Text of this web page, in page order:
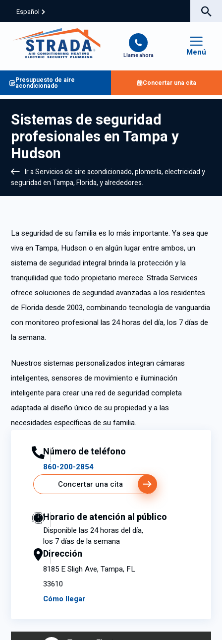
Español
Llame ahora Menú
Presupuesto de aire
acondicionado Concertar una cita
Sistemas de seguridad
profesionales en Tampa y
Hudson
Ir a Servicios de aire acondicionado, plomería, electricidad y
seguridad en Tampa, Florida, y alrededores.
La seguridad de su familia es lo más importante. Ya sea que
viva en Tampa, Hudson o en algún lugar entre ambos, un
sistema de seguridad integral brinda la protección y la
tranquilidad que todo propietario merece. Strada Services
ofrece soluciones de seguridad avanzadas a los residentes
de Florida desde 2003, combinando tecnología de vanguardia
con monitoreo profesional las 24 horas del día, los 7 días de
la semana.
Nuestros sistemas personalizados integran cámaras
inteligentes, sensores de movimiento e iluminación
inteligente para crear una red de seguridad completa
adaptada al diseño único de su propiedad y a las
necesidades específicas de su familia.
Número de teléfono
860-200-2854
Concertar una cita
Horario de atención al público
Disponible las 24 horas del día,
los 7 días de la semana
Dirección
8185 E Sligh Ave, Tampa, FL
33610
Cómo llegar